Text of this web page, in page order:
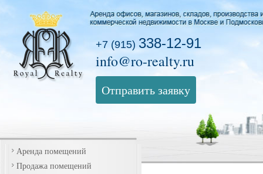
+7 (915) 338-12-91
info@ro-realty.ru
Отправить заявку
Аренда помещений
Продажа помещений